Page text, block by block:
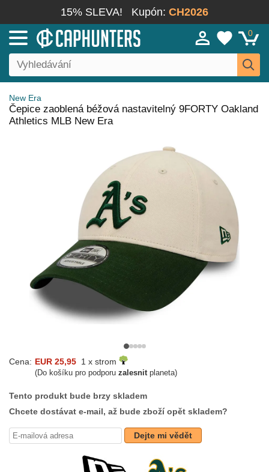
15% SLEVA! Kupón: CH2026
0
New Era
Čepice zaoblená béžová nastavitelný 9FORTY Oakland
Athletics MLB New Era
Cena: EUR 25,95 1 x strom
(Do košíku pro podporu zalesnitplaneta)
Tento produkt bude brzy skladem
Chcete dostávat e-mail, až bude zboží opět skladem?
Dejte mi vědět